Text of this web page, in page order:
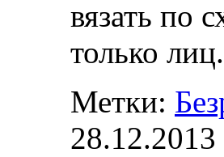
вязать по
только
Метки:
28.12.2013